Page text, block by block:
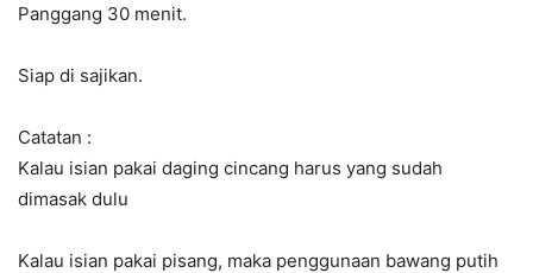
Panggang 30 menit.
Siap di sajikan.
Catatan :
Kalau isian pakai daging cincang harus yang sudah
dimasak dulu
Kalau isian pakai pisang, maka penggunaan bawang putih